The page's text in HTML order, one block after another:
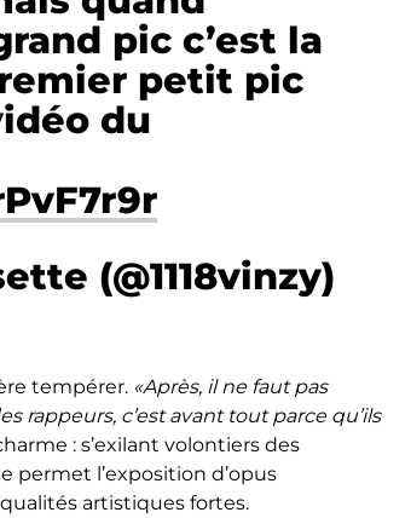
pic c’est la
petit pic
du
(@1118vinzy)
tempérer. «Après, il ne faut pas
rappeurs, c’est avant tout parce qu’ils
: s’exilant volontiers des
permet l’exposition d’opus
artistiques fortes.